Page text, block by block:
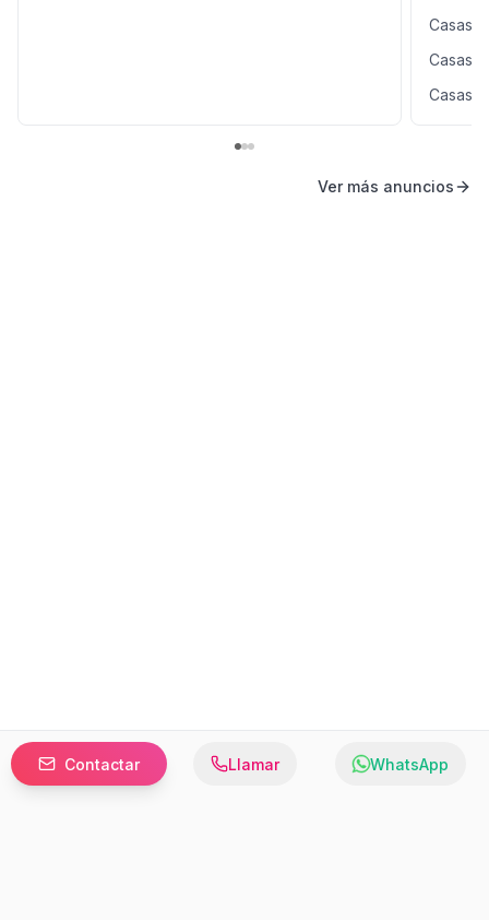
Contactar Llamar WhatsApp
Casas
Casas
Casas
Ver más anuncios